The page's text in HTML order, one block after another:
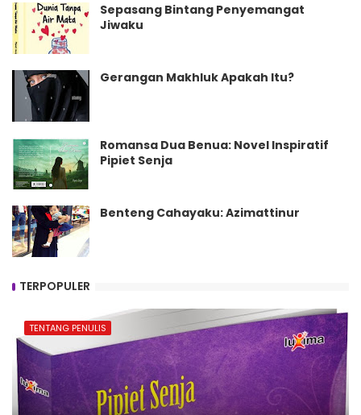
Sepasang Bintang Penyemangat
Jiwaku
Gerangan Makhluk Apakah Itu?
Romansa Dua Benua: Novel Inspiratif
Pipiet Senja
Benteng Cahayaku: Azimattinur
TERPOPULER
TENTANG PENULIS